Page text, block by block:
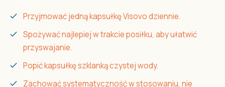
Przyjmować jedną kapsułkę Visovo dziennie.
Spożywać najlepiej w trakcie posiłku, aby ułatwić
przyswajanie.
Popić kapsułkę szklanką czystej wody.
Zachować systematyczność w stosowaniu, nie